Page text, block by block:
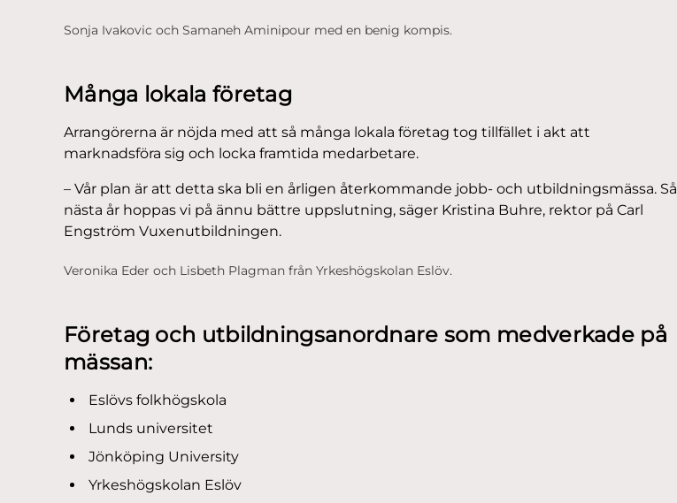
Sonja Ivakovic och Samaneh Aminipour med en benig kompis.
Många lokala företag
Arrangörerna är nöjda med att så många lokala företag tog tillfället i akt att
marknadsföra sig och locka framtida medarbetare.
– Vår plan är att detta ska bli en årligen återkommande jobb- och utbildningsmässa. Så
nästa år hoppas vi på ännu bättre uppslutning, säger Kristina Buhre, rektor på Carl
Engström Vuxenutbildningen.
Veronika Eder och Lisbeth Plagman från Yrkeshögskolan Eslöv.
Företag och utbildningsanordnare som medverkade på
mässan:
Eslövs folkhögskola
Lunds universitet
Jönköping University
Yrkeshögskolan Eslöv